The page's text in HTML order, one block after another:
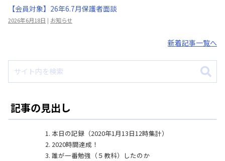
【会員対象】26年6.7月保護者面談
2026年6月18日 | お知らせ
新着記事一覧へ
記事の見出し
本日の記録（2020年1月13日12時集計）
2020時間達成！
誰が一番勉強（５教科）したのか